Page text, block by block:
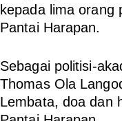
kepada lima orang
Pantai Harapan.
Sebagai politisi-
Thomas Ola
Lembata, doa dan